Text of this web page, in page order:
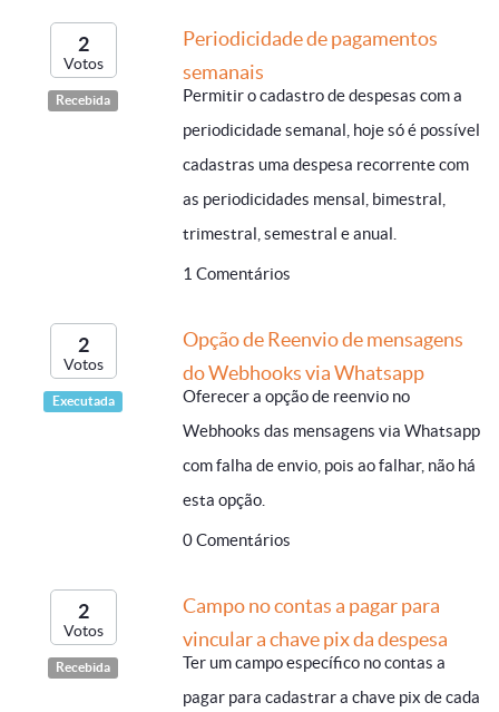
2
Votos
Recebida
Periodicidade de pagamentos
semanais
Permitir o cadastro de despesas com a
periodicidade semanal, hoje só é possível
cadastras uma despesa recorrente com
as periodicidades mensal, bimestral,
trimestral, semestral e anual.
1 Comentários
2
Votos
Executada
Opção de Reenvio de mensagens
do Webhooks via Whatsapp
Oferecer a opção de reenvio no
Webhooks das mensagens via Whatsapp
com falha de envio, pois ao falhar, não há
esta opção.
0 Comentários
2
Votos
Recebida
Campo no contas a pagar para
vincular a chave pix da despesa
Ter um campo específico no contas a
pagar para cadastrar a chave pix de cada